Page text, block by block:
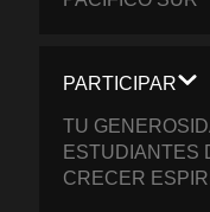
PARTICIPAR
TU
ESTUDIANTES
CRECER